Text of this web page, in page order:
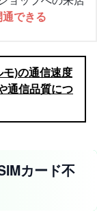
できる
)の通信速度
通信品質につ
カード不